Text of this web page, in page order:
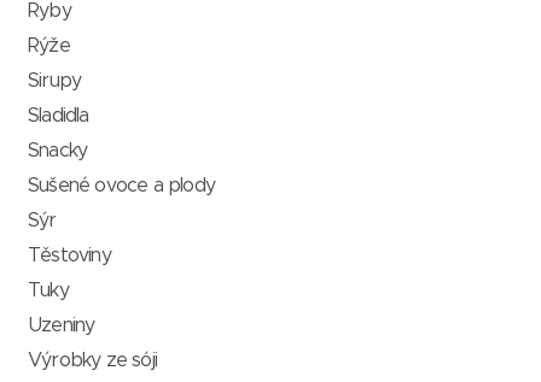
Ryby
Rýže
Sirupy
Sladidla
Snacky
Sušené ovoce a plody
Sýr
Těstoviny
Tuky
Uzeniny
Výrobky ze sóji